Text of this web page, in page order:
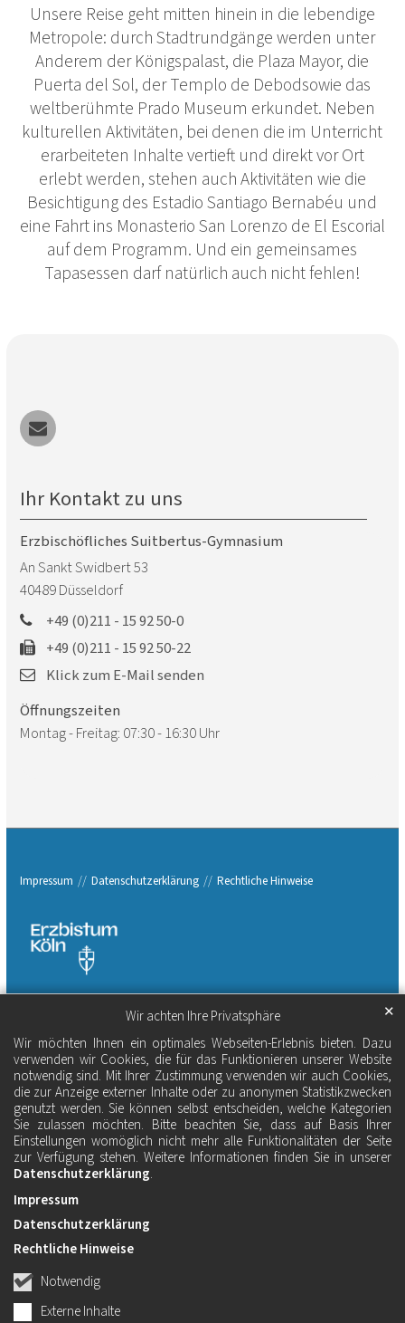
Wir achten Ihre Privatsphäre
Wir möchten Ihnen ein optimales Webseiten-Erlebnis bieten. Dazu
verwenden wir Cookies, die für das Funktionieren unserer Website
notwendig sind. Mit Ihrer Zustimmung verwenden wir auch Cookies,
die zur Anzeige externer Inhalte oder zu anonymen Statistikzwecken
genutzt werden. Sie können selbst entscheiden, welche Kategorien
Sie zulassen möchten. Bitte beachten Sie, dass auf Basis Ihrer
Einstellungen womöglich nicht mehr alle Funktionalitäten der Seite
zur Verfügung stehen. Weitere Informationen finden Sie in unserer
Datenschutzerklärung.
Notwendig
Externe Inhalte
✕
Impressum
Datenschutzerklärung
Rechtliche Hinweise
Unsere Reise geht mitten hinein in die lebendige
Metropole: durch Stadtrundgänge werden unter
Anderem der Königspalast, die Plaza Mayor, die
Puerta del Sol, der Templo de Debodsowie das
weltberühmte Prado Museum erkundet. Neben
kulturellen Aktivitäten, bei denen die im Unterricht
erarbeiteten Inhalte vertieft und direkt vor Ort
erlebt werden, stehen auch Aktivitäten wie die
Besichtigung des Estadio Santiago Bernabéu und
eine Fahrt ins Monasterio San Lorenzo de El Escorial
auf dem Programm. Und ein gemeinsames
Tapasessen darf natürlich auch nicht fehlen!
Ihr Kontakt zu uns
Erzbischöfliches Suitbertus-Gymnasium
An Sankt Swidbert 53
40489Düsseldorf
+49 (0)211 - 15 92 50-0
+49 (0)211 - 15 92 50-22
Klick zum E-Mail senden
Öffnungszeiten
Montag - Freitag: 07:30 - 16:30 Uhr
Impressum Datenschutzerklärung Rechtliche Hinweise